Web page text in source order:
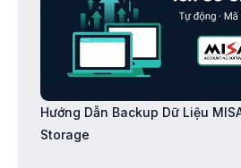
Hướng Dẫn Backup Dữ Liệu
Storage